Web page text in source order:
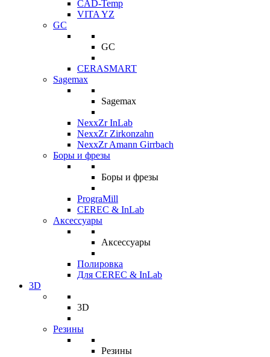
CAD-Temp
VITA YZ
GC
GC
CERASMART
Sagemax
Sagemax
NexxZr InLab
NexxZr Zirkonzahn
NexxZr Amann Girrbach
Боры и фрезы
Боры и фрезы
PrograMill
CEREC & InLab
Аксессуары
Аксессуары
Полировка
Для CEREC & InLab
3D
3D
Резины
Резины